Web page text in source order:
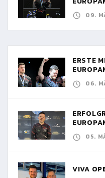
09.
ERSTE
06.
05.
VIVA